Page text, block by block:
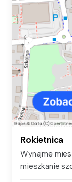
Rokietnica
Wynajmę
mieszkanie